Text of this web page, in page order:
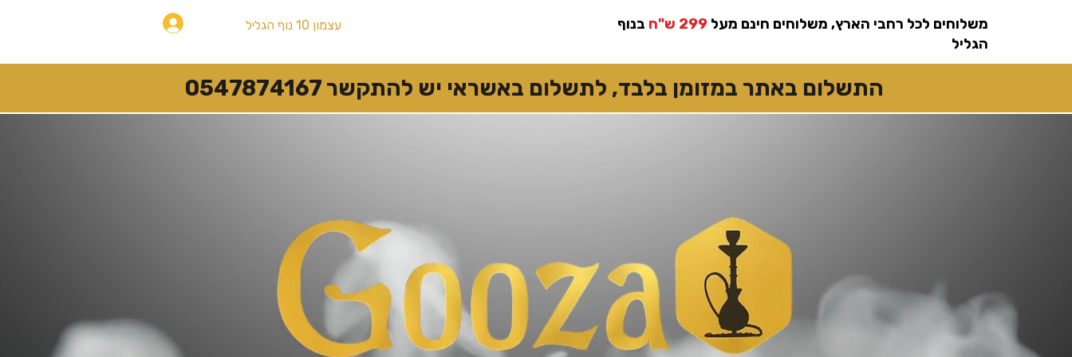
בִּקְלִיק
להתחברות עצמון 10 נוף הגליל משלוחים לכל רחבי הארץ, משלוחים חינם מעל 299 ש"ח
בנוף
הגליל
התשלום באתר במזומן בלבד, לתשלום באשראי יש להתקשר 0547874167